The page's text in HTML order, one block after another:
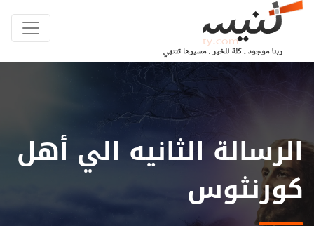
الرسالة الثانيه الي أهل
كورنثوس